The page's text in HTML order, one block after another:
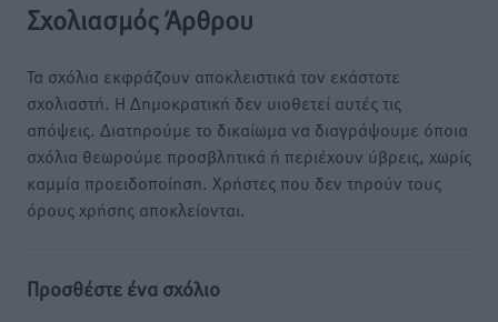
Σχολιασμός Άρθρου
Τα σχόλια εκφράζουν αποκλειστικά τον εκάστοτε
σχολιαστή. Η Δημοκρατική δεν υιοθετεί αυτές τις
απόψεις. Διατηρούμε το δικαίωμα να διαγράψουμε όποια
σχόλια θεωρούμε προσβλητικά ή περιέχουν ύβρεις, χωρίς
καμμία προειδοποίηση. Χρήστες που δεν τηρούν τους
όρους χρήσης αποκλείονται.
Προσθέστε ένα σχόλιο